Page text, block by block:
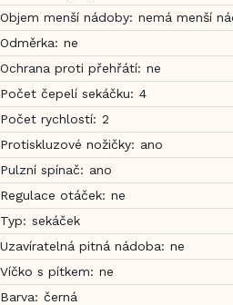
Objem menší nádoby: nemá menší
Odměrka: ne
Ochrana proti přehřátí: ne
Počet čepelí sekáčku: 4
Počet rychlostí: 2
Protiskluzové nožičky: ano
Pulzní spínač: ano
Regulace otáček: ne
Typ: sekáček
Uzavíratelná pitná nádoba: ne
Víčko s pítkem: ne
Barva: černá